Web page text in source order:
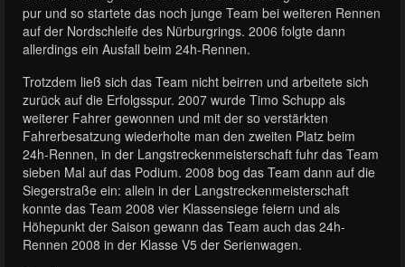
pur und so startete das noch junge Team bei weiteren Rennen
auf der Nordschleife des Nürburgrings. 2006 folgte dann
allerdings ein Ausfall beim 24h-Rennen.
Trotzdem ließ sich das Team nicht beirren und arbeitete sich
zurück auf die Erfolgsspur. 2007 wurde Timo Schupp als
weiterer Fahrer gewonnen und mit der so verstärkten
Fahrerbesatzung wiederholte man den zweiten Platz beim
24h-Rennen, in der Langstreckenmeisterschaft fuhr das Team
sieben Mal auf das Podium. 2008 bog das Team dann auf die
Siegerstraße ein: allein in der Langstreckenmeisterschaft
konnte das Team 2008 vier Klassensiege feiern und als
Höhepunkt der Saison gewann das Team auch das 24h-
Rennen 2008 in der Klasse V5 der Serienwagen.